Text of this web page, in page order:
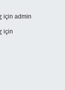
için admin
için